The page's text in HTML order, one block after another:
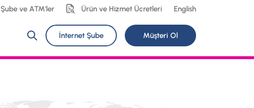
Şube ve ATM'ler Ürün ve Hizmet Ücretleri English
İnternet Şube Müşteri Ol